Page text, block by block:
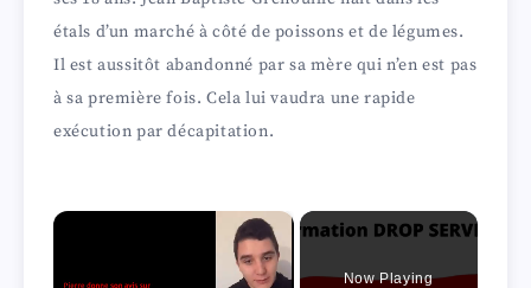
étals d’un marché à côté de poissons et de légumes.
Il est aussitôt abandonné par sa mère qui n’en est pas
à sa première fois. Cela lui vaudra une rapide
exécution par décapitation.
×
Now Playing